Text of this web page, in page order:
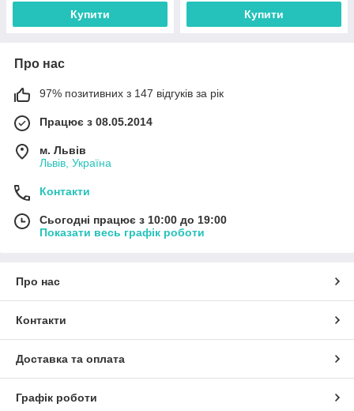
Купити Купити
Про нас
97% позитивних з 147 відгуків за рік
Працює з 08.05.2014
м. Львів
Львів, Україна
Контакти
Сьогодні працює з 10:00 до 19:00
Показати весь графік роботи
Про нас
Контакти
Доставка та оплата
Графік роботи